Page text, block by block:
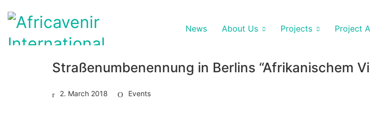
News About Us Projects Project
Straßenumbenennung in Berlins “Afrikanischem
2. March 2018 Events